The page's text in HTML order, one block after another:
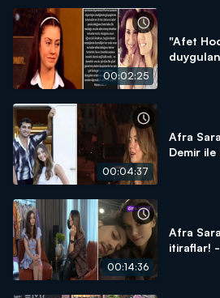
00:02:25
"Afet
00:04:37
Afra
Demir ile
00:14:36
Afra
itiraflar! -